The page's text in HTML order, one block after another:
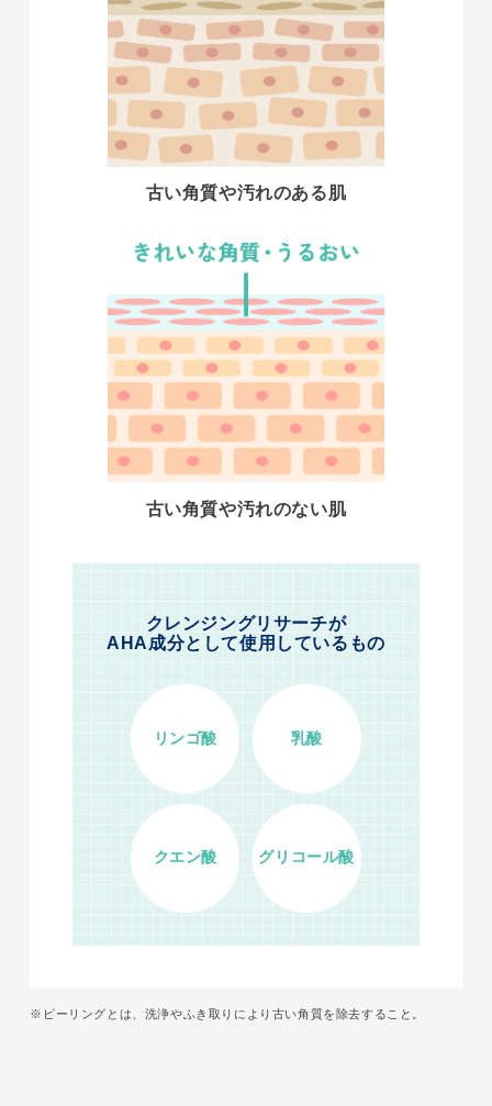
古い角質や汚れのある肌
古い角質や汚れのない肌
クレンジングリサーチが
AHA成分として使用しているもの
リンゴ酸 乳酸
クエン酸 グリコール酸
※ピーリングとは、洗浄やふき取りにより古い角質を除去すること。